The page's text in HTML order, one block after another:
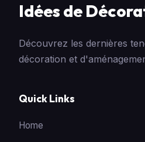
Idées de
Découvrez les dernières
décoration et
Quick Links
Home